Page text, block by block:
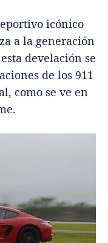
icónico
a la generación
develación se
de los 911
como se ve en